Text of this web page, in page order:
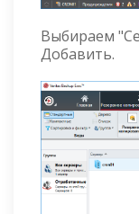
Выбираем
Добавить.